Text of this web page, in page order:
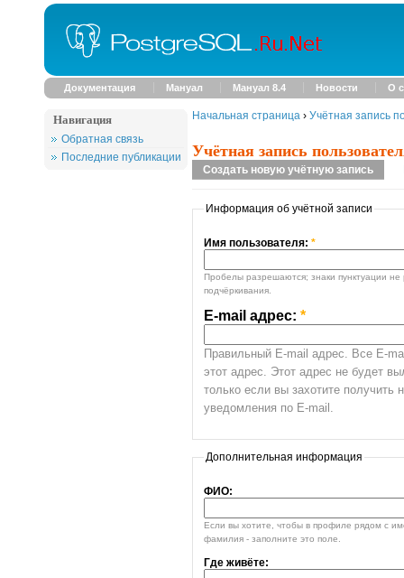
Документация Мануал Мануал 8.4 Новости О
Навигация
Обратная связь
Последние публикации
Начальная страница› Учётная запись
Учётная запись
Создать новую учётную запись
Информация об учётной записи
Имя пользователя: *
Пробелы разрешаются; знаки пунктуации
подчёркивания.
E-mail адрес: *
Правильный E-mail адрес. Все E-
этот адрес. Этот адрес не будет
только если вы захотите получить
уведомления по E-mail.
Дополнительная информация
ФИО:
Если вы хотите, чтобы в профиле рядом с
фамилия - заполните это поле.
Где живёте: